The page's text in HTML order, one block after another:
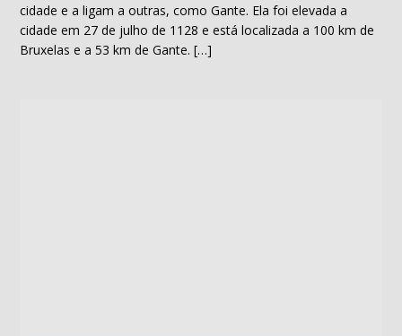
cidade e a ligam a outras, como Gante. Ela foi elevada a
cidade em 27 de julho de 1128 e está localizada a 100 km de
Bruxelas e a 53 km de Gante. […]